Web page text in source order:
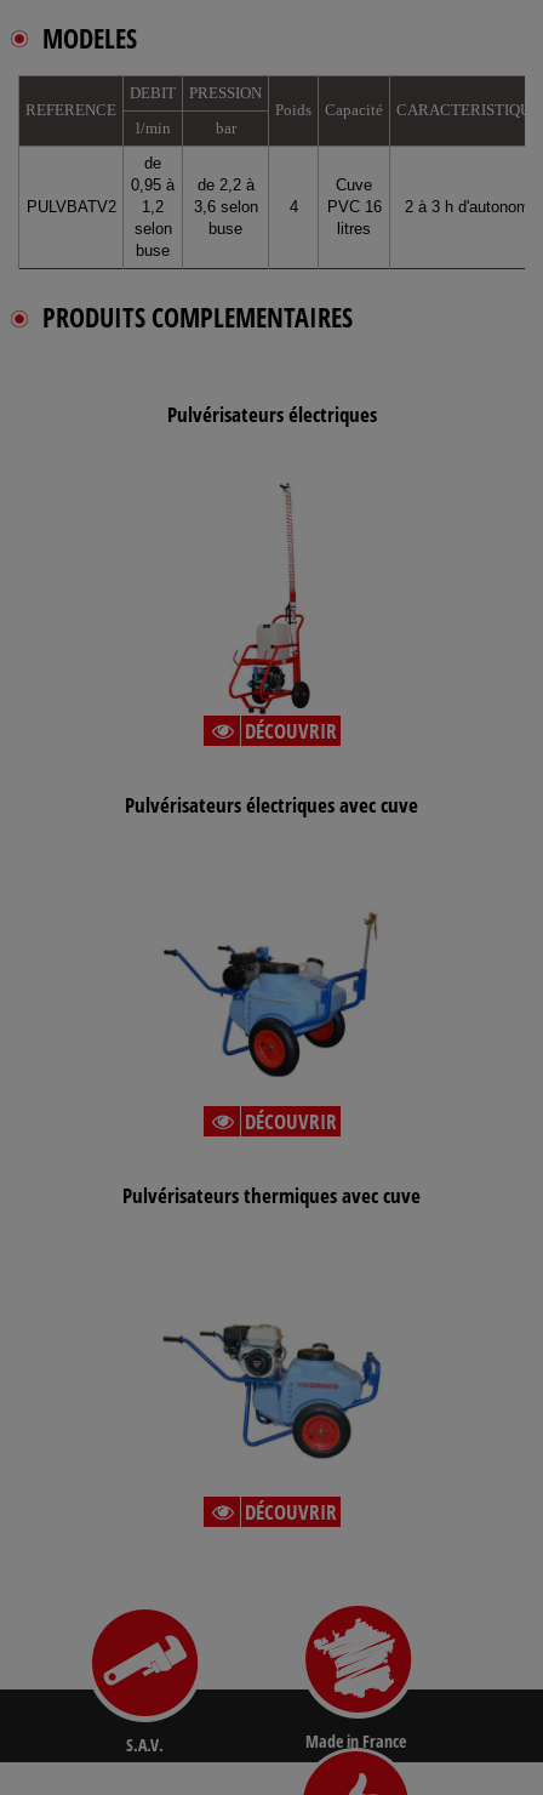
MODELES
REFERENCE
DEBIT
PRESSION
Poids
Capacité
l/min
bar
PULVBATV2
de
0,95 à
1,2
selon
buse
de 2,2 à
3,6 selon
buse
4
Cuve
PVC 16
litres
2 à 3 h d'autonomie
PRODUITS COMPLEMENTAIRES
Pulvérisateurs électriques
DÉCOUVRIR
Pulvérisateurs électriques avec cuve
DÉCOUVRIR
Pulvérisateurs thermiques avec cuve
DÉCOUVRIR
S.A.V. Made in France